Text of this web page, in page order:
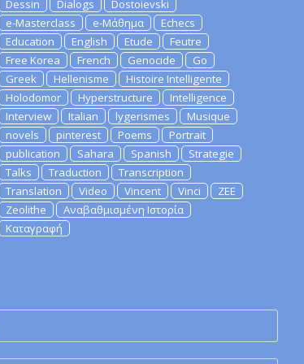
Dessin
Dialogs
Dostoievski
e-Masterclass
e-Μάθημα
Echecs
Education
English Etude
Feutre
Free Korea
French Genocide
Go
Greek
Hellenisme
Histoire Intelligente
Holodomor
Hyperstructure
Intelligence
Interview
Italian lygerismes
Musique
novels
pinterest Poems
Portrait
publication
Sahara Spanish
Strategie
Talks
Traduction
Transcription
Translation
Video Vincent Vinci
ZEE
Zeolithe
Αναβαθμισμένη Ιστορία
Καταγραφή